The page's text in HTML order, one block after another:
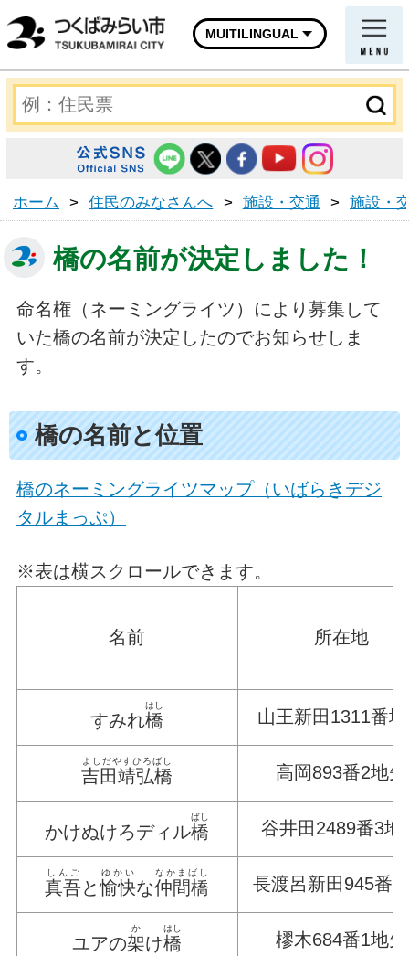
MUITILINGUAL
ホーム > 住民のみなさんへ > 施設・交通 > 施設・
橋の名前が決定しました！
命名権（ネーミングライツ）により募集して
いた橋の名前が決定したのでお知らせしま
す。
橋の名前と位置
橋のネーミングライツマップ（いばらきデジ
タルまっぷ）
※表は横スクロールできます。
名前 所在地
すみれ橋
はし
山王新田1311番
吉田靖弘橋
よしだやすひろばし
高岡893番2地先
かけぬけろディル橋
ばし
谷井田2489番3地
真吾
しんご
と愉快
ゆかい
な仲間橋
なかまばし
長渡呂新田945番
ユアの架
か
け橋
はし
樛木684番1地先